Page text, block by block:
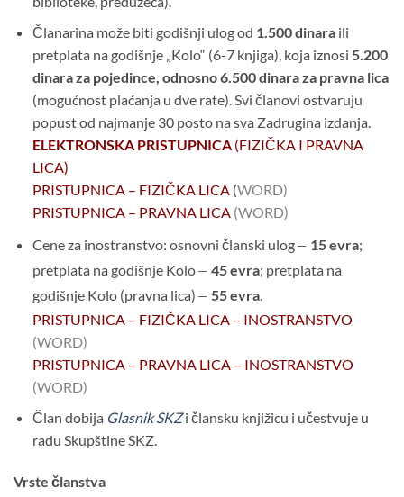
Članarina može biti godišnji ulog od 1.500 dinaraili
pretplata na godišnje „Kolo“ (6-7 knjiga), koja iznosi 5.200
dinara za pojedince, odnosno 6.500 dinara za pravna lica
(mogućnost plaćanja u dve rate). Svi članovi ostvaruju
popust od najmanje 30 posto na sva Zadrugina izdanja.
ELEKTRONSKA PRISTUPNICA(FIZIČKA I PRAVNA
LICA)
PRISTUPNICA – FIZIČKA LICA(WORD)
PRISTUPNICA – PRAVNA LICA (WORD)
Cene za inostranstvo: osnovni članski ulog‒ 15 evra;
pretplata na godišnje Kolo‒ 45 evra; pretplata na
godišnje Kolo (pravna lica) ‒ 55 evra.
PRISTUPNICA – FIZIČKA LICA – INOSTRANSTVO
(WORD)
PRISTUPNICA – PRAVNA LICA – INOSTRANSTVO
(WORD)
Član dobija Glasnik SKZi člansku knjižicu i učestvuje u
radu Skupštine SKZ.
Vrste članstva